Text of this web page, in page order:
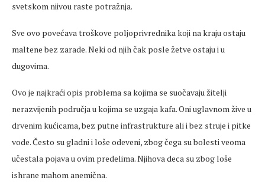
svetskom niivou raste potražnja.
Sve ovo povećava troškove poljoprivrednika koji na kraju ostaju
maltene bez zarade. Neki od njih čak posle žetve ostaju i u
dugovima.
Ovo je najkraći opis problema sa kojima se suočavaju žitelji
nerazvijenih područja u kojima se uzgaja kafa. Oni uglavnom žive u
drvenim kućicama, bez putne infrastrukture ali i bez struje i pitke
vode. Često su gladni i loše odeveni, zbog čega su bolesti veoma
učestala pojava u ovim predelima. Njihova deca su zbog loše
ishrane mahom anemična.